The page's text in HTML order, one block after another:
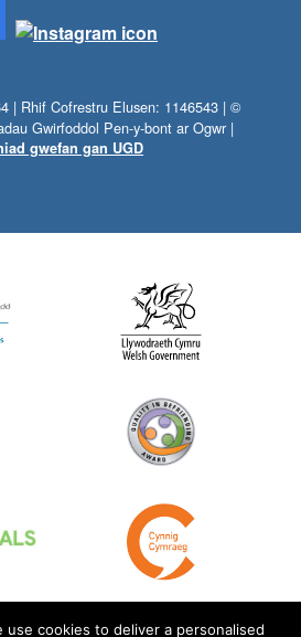
| Rhif Cofrestru Elusen: 1146543 | ©
Gwirfoddol Pen-y-bont ar Ogwr |
gwefan gan UGD
use cookies to deliver a personalised